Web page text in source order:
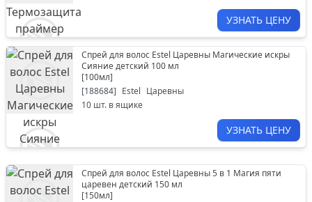
УЗНАТЬ ЦЕНУ
Спрей для волос Estel Царевны Магические искры
Сияние детский 100 мл
[100мл]
[188684] Estel Царевны
10 шт. в ящике
УЗНАТЬ ЦЕНУ
Спрей для волос Estel Царевны 5 в 1 Магия пяти
царевен детский 150 мл
[150мл]